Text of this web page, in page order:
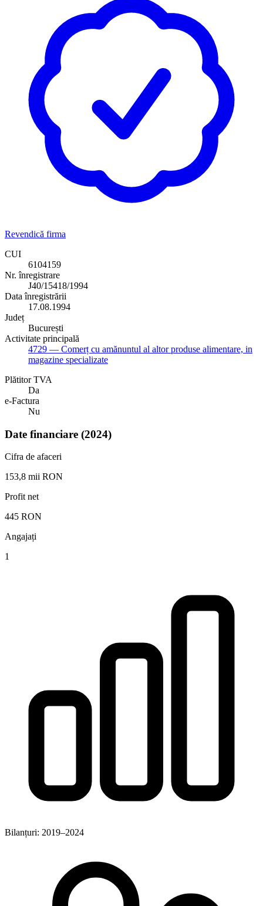
Revendică firma
CUI
6104159
Nr. înregistrare
J40/15418/1994
Data înregistrării
17.08.1994
Județ
București
Activitate principală
4729 — Comerț cu amănuntul al altor produse alimentare, in
magazine specializate
Plătitor TVA
Da
e-Factura
Nu
Date financiare (2024)
Cifra de afaceri
153,8 mii RON
Profit net
445 RON
Angajați
1
Bilanțuri: 2019–2024